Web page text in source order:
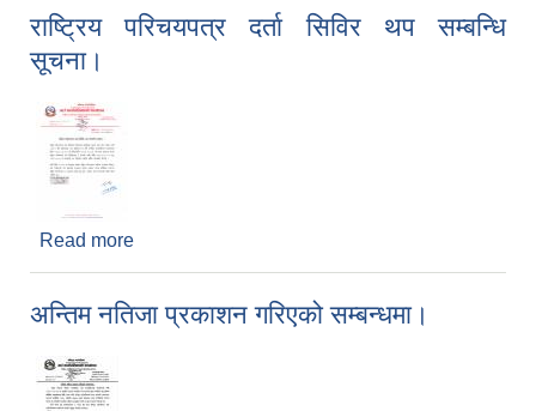
राष्ट्रिय परिचयपत्र दर्ता सिविर थप सम्बन्धि
सूचना।
Read more
अन्तिम नतिजा प्रकाशन गरिएको सम्बन्धमा।